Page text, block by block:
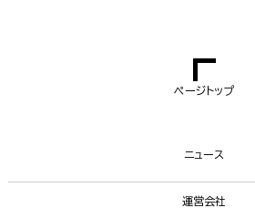
ページトップ
ニュース
運営会社